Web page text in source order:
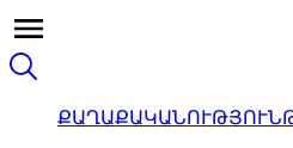
ՔԱՂԱՔԱԿԱՆՈՒԹՅՈՒՆ